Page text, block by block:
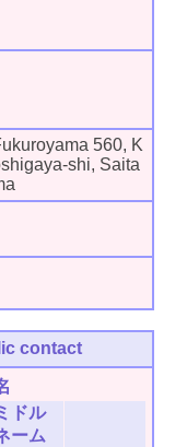
560, K
shi, Saita
contact
ドル
ーム